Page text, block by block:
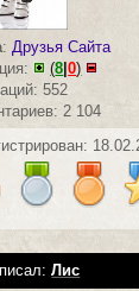
: Друзья Сайта
(8|0)
552
2 104
Лис